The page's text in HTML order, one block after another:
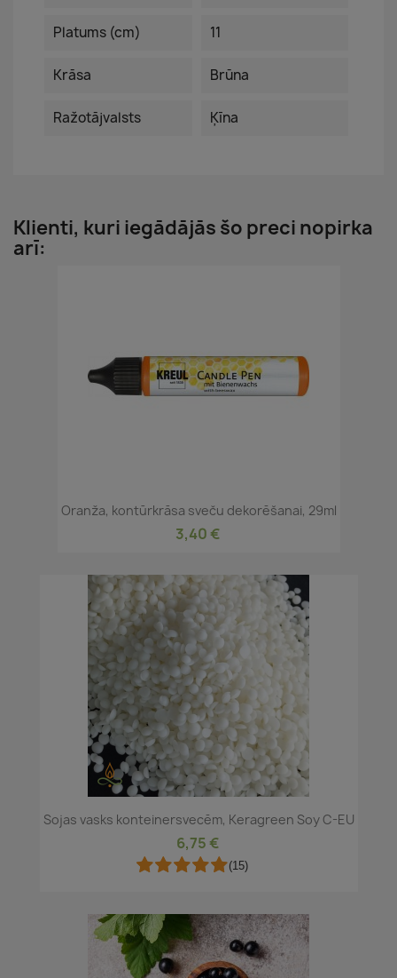
Platums (cm) 11
Krāsa Brūna
Ražotājvalsts Ķīna
Klienti, kuri iegādājās šo preci nopirka
arī:
Oranža, kontūrkrāsa sveču dekorēšanai, 29ml
3,40 €
Sojas vasks konteinersvecēm, Keragreen Soy C-EU
6,75 €
(15)